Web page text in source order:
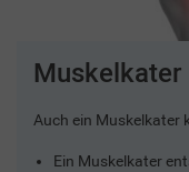
Muskelkater
Auch ein Muskelkater
Ein Muskelkater